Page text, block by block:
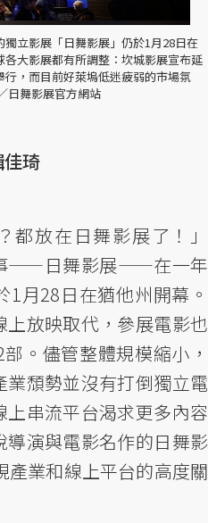
立影展「日舞影展」仍於1月28日在
大影展都有所調整：坎城影展宣布延
，而目前好萊塢低迷疲弱的市場氛
日舞影展官方網站
琦
都放在日舞影展了！」
——日舞影展——在一年
月28日在猶他州開幕。
放映取代，參展電影也
。儘管整體規模縮小，
頹勢並沒有打倒獨立電
串流平台渴求更多內容
演與電影名作的日舞影
產業和線上平台的高度關